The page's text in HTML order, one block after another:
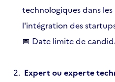
technologiques dans les
l'intégration des
📅 Date limite de
Expert ou experte